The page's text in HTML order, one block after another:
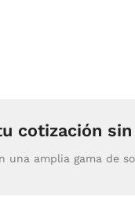
cotización
una amplia gama de